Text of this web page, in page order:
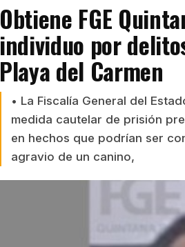
Obtiene FGE
individuo por
Playa del Carmen
• La Fiscalía General del
medida cautelar de prisión
en hechos que podrían ser
agravio de un canino,